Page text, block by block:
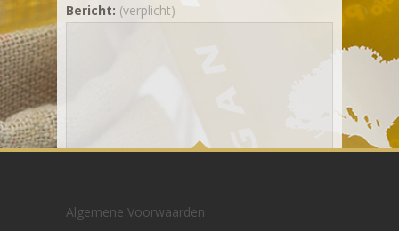
Bericht: (verplicht)
Verzenden
Algemene Voorwaarden